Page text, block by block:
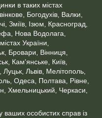
в таких містах
Богодухів, Валки,
Зміїв, Ізюм, Красноград,
Нова Водолага,
України,
Бровари, Вінниця,
Кам'янське, Київ,
Львів, Мелітополь,
Одеса, Полтава, Рівне,
Хмельницький, Черкаси,
ваших особистих справ із